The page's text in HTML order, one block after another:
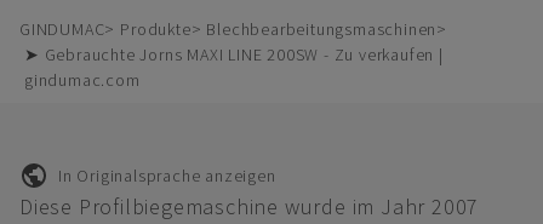
GINDUMAC Produkte
Blechbearbeitungsmaschinen
➤ Gebrauchte Jorns MAXI LINE 200SW - Zu verkaufen |
gindumac.com
In Originalsprache anzeigen
Diese Profilbiegemaschine wurde im Jahr 2007